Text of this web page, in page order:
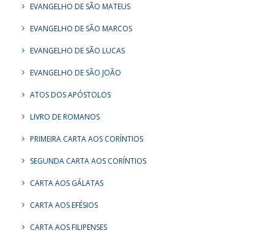
EVANGELHO DE SÃO MATEUS
EVANGELHO DE SÃO MARCOS
EVANGELHO DE SÃO LUCAS
EVANGELHO DE SÃO JOÃO
ATOS DOS APÓSTOLOS
LIVRO DE ROMANOS
PRIMEIRA CARTA AOS CORÍNTIOS
SEGUNDA CARTA AOS CORÍNTIOS
CARTA AOS GÁLATAS
CARTA AOS EFÉSIOS
CARTA AOS FILIPENSES